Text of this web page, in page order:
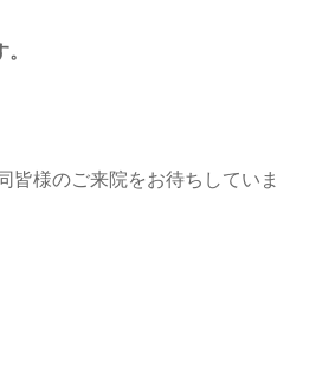
皆様のご来院をお待ちしていま